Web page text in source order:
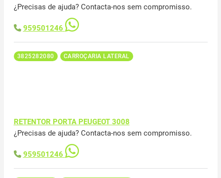
¿Precisas de ajuda? Contacta-nos sem compromisso.
959501246
3825282080 CARROÇARIA LATERAL
RETENTOR PORTA PEUGEOT 3008
¿Precisas de ajuda? Contacta-nos sem compromisso.
959501246